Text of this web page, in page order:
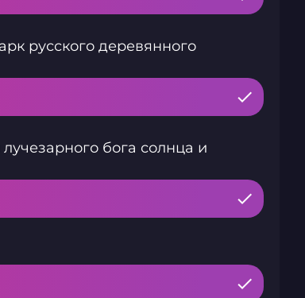
русского деревянного
бога солнца и